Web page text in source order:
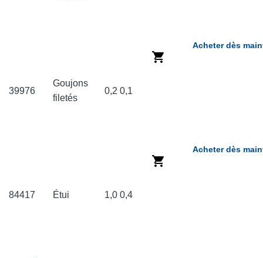
39976
Goujons
filetés
0,2 0,1
Acheter dès
84417 Étui 1,0 0,4
Acheter dès